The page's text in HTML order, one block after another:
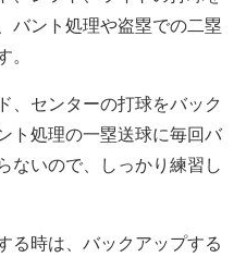
バント処理や盗塁での二塁
。
、センターの打球をバック
ト処理の一塁送球に毎回バ
ないので、しっかり練習し
る時は、バックアップする